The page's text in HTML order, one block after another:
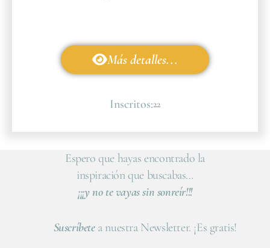
Más detalles...
Inscritos:22
Espero que hayas encontrado la
inspiración que buscabas…
¡¡¡y no te vayas sin sonreír!!!
Suscríbetea nuestra Newsletter. ¡Es gratis!